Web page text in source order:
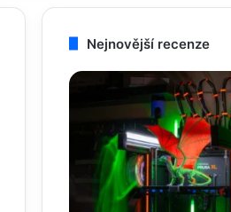
Nejnovější recenze